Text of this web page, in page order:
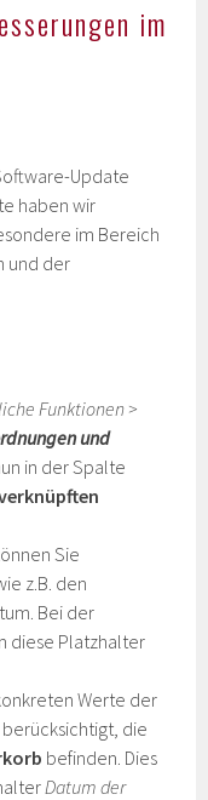
im
Update
haben wir
im Bereich
und der
Funktionen >
und
in der Spalte
Sie
z.B. den
Bei der
diese Platzhalter
Werte der
die
befinden. Dies
Datum der